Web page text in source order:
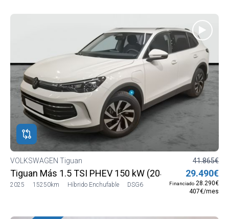
Combustible y cambio (0)
Precio y cuota
Carrocería, año y Kms. (0)
VOLKSWAGEN Tiguan
Tiguan Más 1.5 TSI PHEV 150 kW (204 CV) DSG6
2025 15250km Híbrido Enchufable DSG6
41.865€
29.490€
Financiado 28.290€
407€/mes